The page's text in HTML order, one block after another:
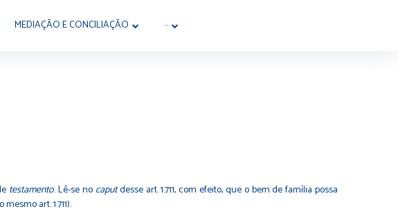
MEDIAÇÃO E CONCILIAÇÃO ···
testamento. Lê-se no caputdesse art. 1.711, com efeito, que o bem de família possa
art. 1.711).